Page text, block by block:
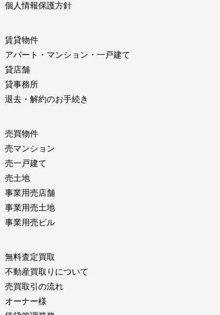
個人情報保護方針
賃貸物件
アパート・マンション・一戸建て
貸店舗
貸事務所
退去・解約のお手続き
売買物件
売マンション
売一戸建て
売土地
事業用売店舗
事業用売土地
事業用売ビル
無料査定買取
不動産買取りについて
売買取引の流れ
オーナー様